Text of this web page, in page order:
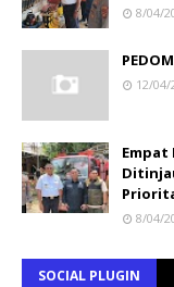
8/04/
12/04/
Empat
8/04/
SOCIAL PLUGIN